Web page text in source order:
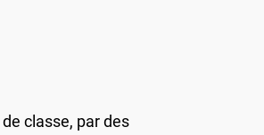
classe, par des